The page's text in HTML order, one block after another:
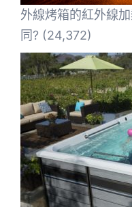
外線烤箱的紅外線
同? (24,372)